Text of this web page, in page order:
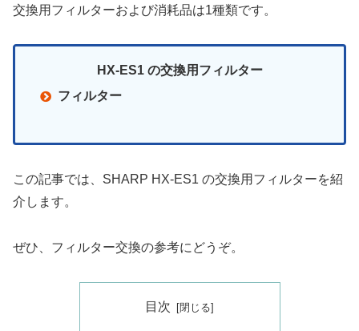
交換用フィルターおよび消耗品は1種類です。
HX-ES1 の交換用フィルター
フィルター
この記事では、SHARP HX-ES1 の交換用フィルターを紹
介します。
ぜひ、フィルター交換の参考にどうぞ。
目次